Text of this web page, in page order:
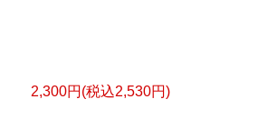
2,300円(税込2,530円)